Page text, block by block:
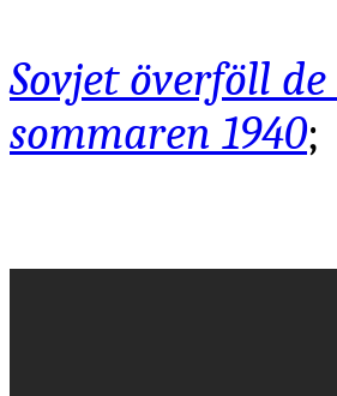
Sovjet överföll
sommaren 1940;